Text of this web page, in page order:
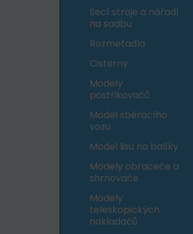
Secí stroje a nářadí
na sadbu
Rozmetadla
Cisterny
Modely
postřikovačů
Model sběracího
vozu
Model lisu na balíky
Modely obraceče a
shrnovače
Modely
teleskopických
nakladačů